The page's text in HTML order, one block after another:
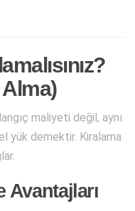
maliyeti değil, aynı
yük demektir. Kiralama
Avantajları